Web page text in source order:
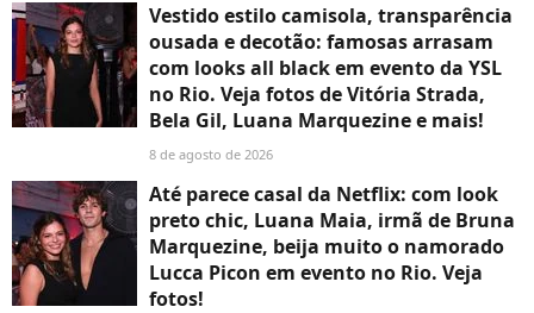
Vestido estilo camisola, transparência
ousada e decotão: famosas arrasam
com looks all black em evento da YSL
no Rio. Veja fotos de Vitória Strada,
Bela Gil, Luana Marquezine e mais!
8 de agosto de 2026
Até parece casal da Netflix: com look
preto chic, Luana Maia, irmã de Bruna
Marquezine, beija muito o namorado
Lucca Picon em evento no Rio. Veja
fotos!